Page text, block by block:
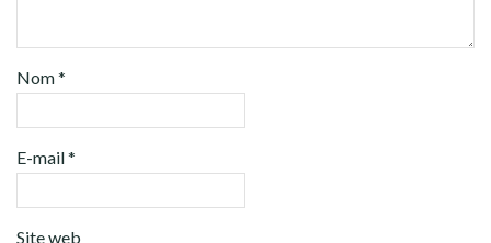
Nom*
E-mail*
Site web